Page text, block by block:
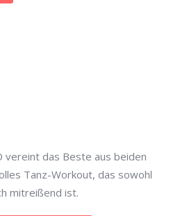
vereint das Beste aus beiden
Tanz-Workout, das sowohl
mitreißend ist.